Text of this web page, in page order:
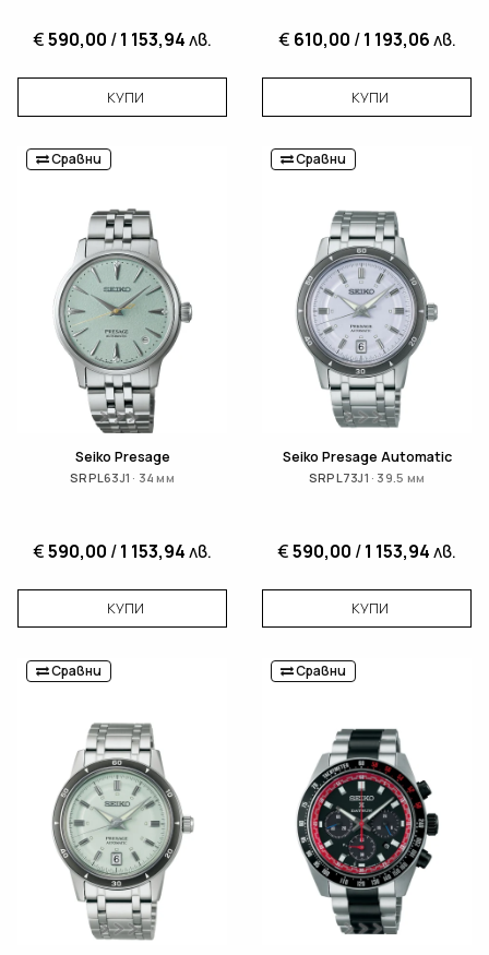
€590,00 /1 153,94лв.
КУПИ
€ 610,00 /1 193,06лв.
КУПИ
Сравни
Seiko Presage
SRPL63J1 · 34 мм
€590,00 /1 153,94лв.
КУПИ
Сравни
Seiko Presage Automatic
SRPL73J1 · 39.5 мм
€590,00 /1 153,94лв.
КУПИ
Сравни Сравни